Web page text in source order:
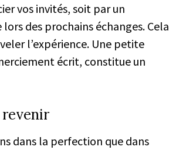
vos invités, soit par un
des prochains échanges. Cela
l’expérience. Une petite
écrit, constitue un
revenir
dans la perfection que dans